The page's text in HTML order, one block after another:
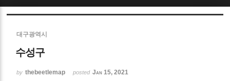
대구광역시
수성구
by thebeetlemap posted Jan 15, 2021
Sketchbook5, 스케치북5